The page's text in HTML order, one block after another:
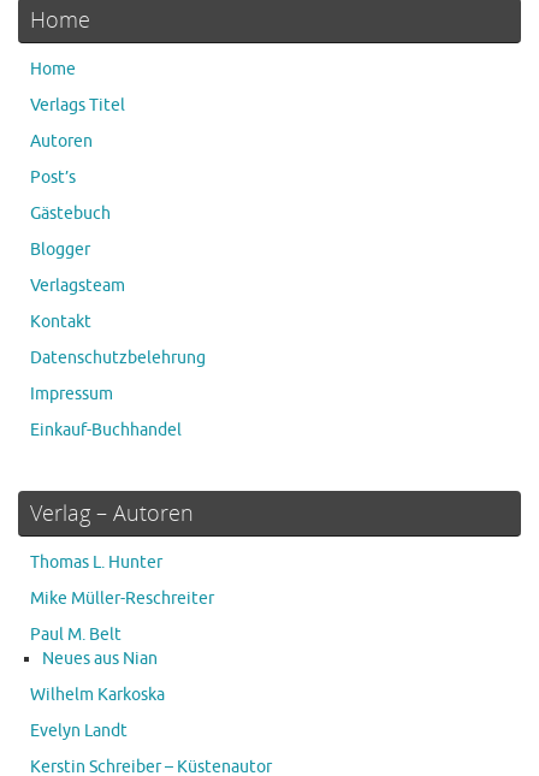
Home
Home
Verlags Titel
Autoren
Post’s
Gästebuch
Blogger
Verlagsteam
Kontakt
Datenschutzbelehrung
Impressum
Einkauf-Buchhandel
Verlag – Autoren
Thomas L. Hunter
Mike Müller-Reschreiter
Paul M. Belt
Neues aus Nian
Wilhelm Karkoska
Evelyn Landt
Kerstin Schreiber – Küstenautor